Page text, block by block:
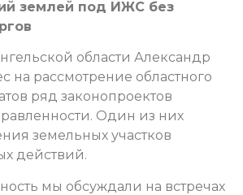
землей под ИЖС без
области Александр
на рассмотрение областного
ряд законопроектов
Один из них
земельных участков
действий.
мы обсуждали на встречах